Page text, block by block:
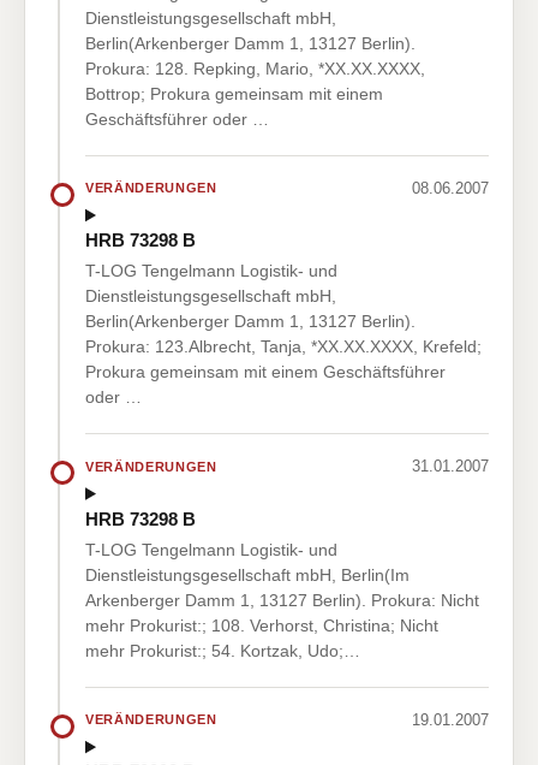
Dienstleistungsgesellschaft mbH,
Berlin(Arkenberger Damm 1, 13127 Berlin).
Prokura: 128. Repking, Mario, *XX.XX.XXXX,
Bottrop; Prokura gemeinsam mit einem
Geschäftsführer oder …
VERÄNDERUNGEN 08.06.2007
HRB 73298 B
T-LOG Tengelmann Logistik- und
Dienstleistungsgesellschaft mbH,
Berlin(Arkenberger Damm 1, 13127 Berlin).
Prokura: 123.Albrecht, Tanja, *XX.XX.XXXX, Krefeld;
Prokura gemeinsam mit einem Geschäftsführer
oder …
VERÄNDERUNGEN 31.01.2007
HRB 73298 B
T-LOG Tengelmann Logistik- und
Dienstleistungsgesellschaft mbH, Berlin(Im
Arkenberger Damm 1, 13127 Berlin). Prokura: Nicht
mehr Prokurist:; 108. Verhorst, Christina; Nicht
mehr Prokurist:; 54. Kortzak, Udo;…
VERÄNDERUNGEN 19.01.2007